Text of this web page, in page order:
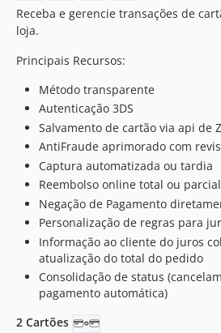
100.1.30
100.1.28
100.1.27
100.1.26
100.1.24
100.1.23
100.1.22
100.1.20
100.1.18
100.1.16
100.1.15
100.1.14
100.1.13
Receba e gerencie transações de
loja.
Principais Recursos:
Método transparente
Autenticação 3DS
Salvamento de cartão via api de
AntiFraude aprimorado com
Captura automatizada ou tardia
Reembolso online total ou parcial
Negação de Pagamento
Personalização de regras para
Informação ao cliente do juros
atualização do total do pedido
Consolidação de status
pagamento automática)
2 Cartões